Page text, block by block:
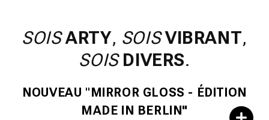
SOISARTY, SOIS VIBRANT,
SOIS DIVERS.
NOUVEAU "MIRROR GLOSS - ÉDITION
MADE IN BERLIN"